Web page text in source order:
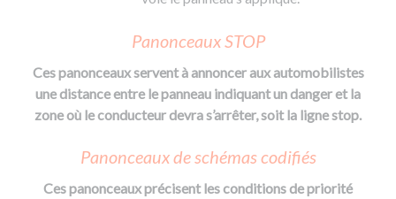
Panonceaux STOP
Ces panonceaux servent à annoncer aux automobilistes
une distance entre le panneau indiquant un danger et la
zone où le conducteur devra s’arrêter, soit la ligne stop.
Panonceaux de schémas codifiés
Ces panonceaux précisent les conditions de priorité